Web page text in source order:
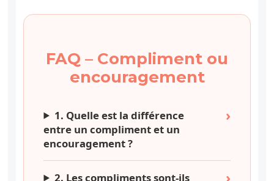
FAQ – Compliment ou
encouragement
1. Quelle est la différence
entre un compliment et un
encouragement ?
2. Les compliments sont-ils